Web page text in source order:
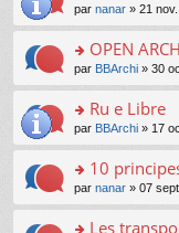
c
e
nt
pl
u
s
ré
c
e
nt
n
le
pl
u
s
ré
c
e
nt
g
e
n
n
le
pl
u
s
ré
c
e
nt
e
s
a
g
e
n
n
le
pl
u
s
er
le
m
e
s
a
g
e
n
n
o
n
s
ult
er
le
m
e
s
a
g
e
n
par nanar » 21
o
n
s
ult
er
le
m
e
s
OPEN
par BBArchi » 30
o
n
s
ult
er
le
m
Ru e Libre
par BBArchi » 17
o
n
s
10
par nanar » 07
Les